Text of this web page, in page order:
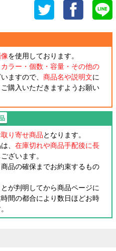
を使用しております。
ラー・個数・容量・その他の
ますので、 商品名や説明文に
購入いただきますようお願い
り寄せ商品となります。
、 在庫切れや商品手配後に長
ざいます。
品の確保までお約束するもの
が判明してから商品ページに
間の都合により数日ほどお時